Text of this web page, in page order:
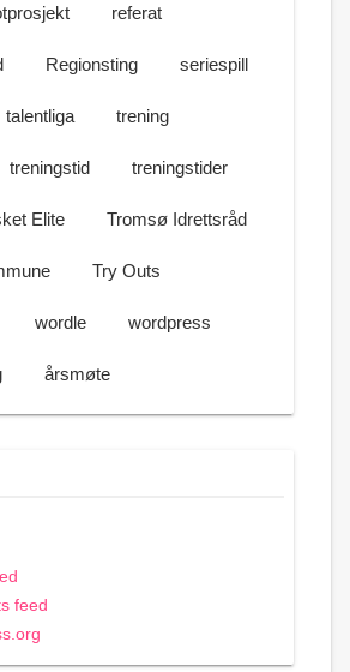
referat
Regionsting seriespill
talentliga trening
treningstid treningstider
Elite Tromsø Idrettsråd
Try Outs
wordle wordpress
årsmøte
feed